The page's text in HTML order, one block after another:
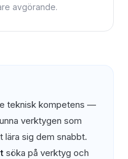
avgörande.
teknisk kompetens —
verktygen som
lära sig dem snabbt.
söka på verktyg och